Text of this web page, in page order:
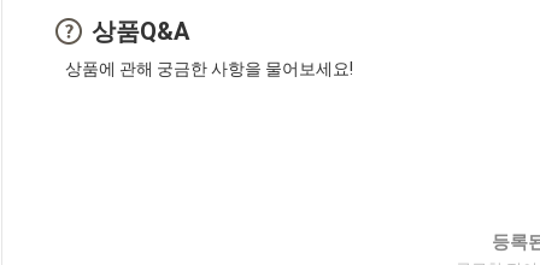
상품Q&A
상품에 관해 궁금한 사항을 물어보세요!
등록